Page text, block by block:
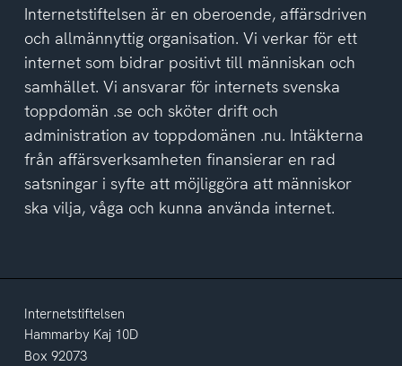
del
av
integritetspolicyn
Internetstiftelsen är en oberoende, affärsdriven
och allmännyttig organisation. Vi verkar för ett
internet som bidrar positivt till människan och
samhället. Vi ansvarar för internets svenska
toppdomän .se och sköter drift och
administration av toppdomänen .nu. Intäkterna
från affärsverksamheten finansierar en rad
satsningar i syfte att möjliggöra att människor
ska vilja, våga och kunna använda internet.
Internetstiftelsen
Hammarby Kaj 10D
Box 92073